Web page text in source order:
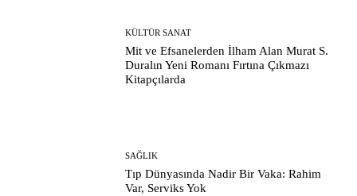
KÜLTÜR SANAT
Mit ve Efsanelerden İlham Alan Murat S.
Duralın Yeni Romanı Fırtına Çıkmazı
Kitapçılarda
SAĞLIK
Tıp Dünyasında Nadir Bir Vaka: Rahim
Var, Serviks Yok